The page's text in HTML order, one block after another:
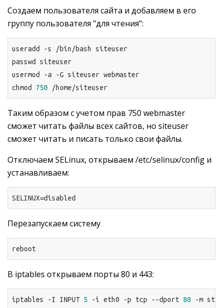
Создаем пользователя сайта и добавляем в его
группу пользователя "для чтения":
useradd -s
/bin/bash siteuser
passwd siteuser
usermod
-a -G siteuser webmaster
chmod 750 /home/siteuser
Таким образом с учетом прав 750 webmaster
сможет читать файлы всех сайтов, но siteuser
сможет читать и писать только свои файлы.
Отключаем SELinux, открываем /etc/selinux/config и
устанавливаем:
SELINUX=disabled
Перезапускаем систему
reboot
В iptables открываем порты 80 и 443:
iptables -I INPUT 5 -i eth0 -p tcp --dport 80 -m